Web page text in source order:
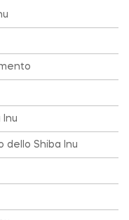
Inu
dello Shiba Inu